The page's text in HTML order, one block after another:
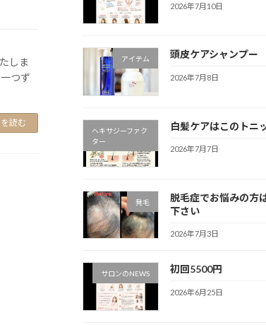
しま
一つず
読む
2026年7月10日
アイテム 頭皮ケアシャンプー
2026年7月8日
ヘキサジーファク
ター
白髪ケアはこのトニ
2026年7月7日
発毛
脱毛症でお悩みの方
下さい
2026年7月3日
サロンのNEWS 初回5500円
2026年6月25日